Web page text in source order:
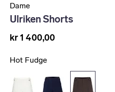
Dame
Ulriken Shorts
kr 1 400,00
Hot Fudge